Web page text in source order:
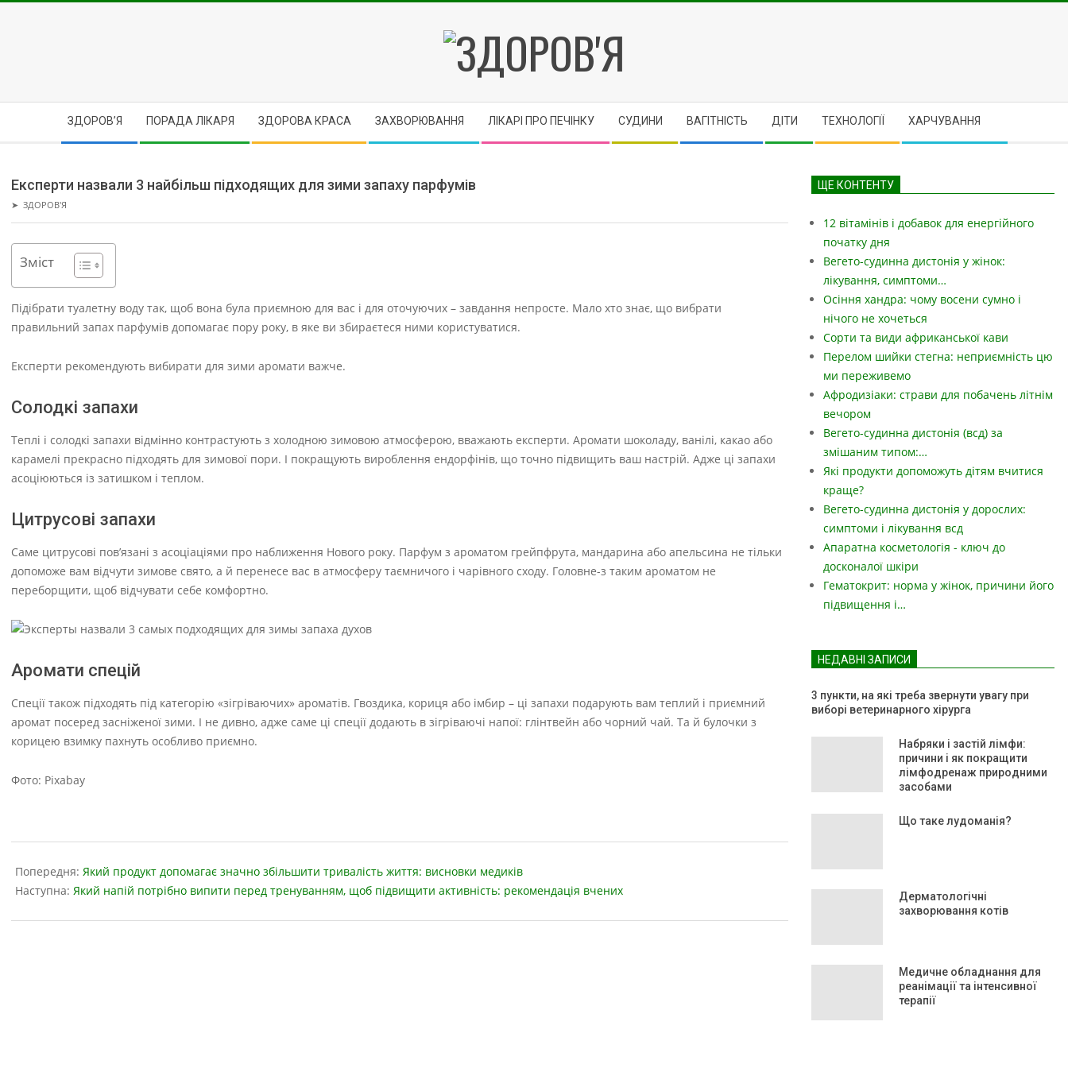
ЗДОРОВ'Я
ЗДОРОВ’Я ПОРАДА ЛІКАРЯ ЗДОРОВА КРАСА ЗАХВОРЮВАННЯ ЛІКАРІ ПРО ПЕЧІНКУ CУДИНИ ВАГІТНІСТЬ ДІТИ ТЕХНОЛОГІЇ ХАРЧУВАННЯ
Експерти назвали 3 найбільш підходящих для зими запаху парфумів
➤ ЗДОРОВ'Я
Зміст
Підібрати туалетну воду так, щоб вона була приємною для вас і для оточуючих – завдання непросте. Мало хто знає, що вибрати
правильний запах парфумів допомагає пору року, в яке ви збираєтеся ними користуватися.
Експерти рекомендують вибирати для зими аромати важче.
Солодкі запахи
Теплі і солодкі запахи відмінно контрастують з холодною зимовою атмосферою, вважають експерти. Аромати шоколаду, ванілі, какао або
карамелі прекрасно підходять для зимової пори. І покращують вироблення ендорфінів, що точно підвищить ваш настрій. Адже ці запахи
асоціюються із затишком і теплом.
Цитрусові запахи
Саме цитрусові пов’язані з асоціаціями про наближення Нового року. Парфум з ароматом грейпфрута, мандарина або апельсина не тільки
допоможе вам відчути зимове свято, а й перенесе вас в атмосферу таємничого і чарівного сходу. Головне-з таким ароматом не
переборщити, щоб відчувати себе комфортно.
Аромати спецій
Спеції також підходять під категорію «зігріваючих» ароматів. Гвоздика, кориця або імбир – ці запахи подарують вам теплий і приємний
аромат посеред засніженої зими. І не дивно, адже саме ці спеції додають в зігріваючі напої: глінтвейн або чорний чай. Та й булочки з
корицею взимку пахнуть особливо приємно.
Фото: Pixabay
09-
06
Попередня: Який продукт допомагає значно збільшити тривалість життя: висновки медиків
Наступна: Який напій потрібно випити перед тренуванням, щоб підвищити активність: рекомендація вчених
ЩЕ КОНТЕНТУ
12 вітамінів і добавок для енергійного
початку дня
Вегето-судинна дистонія у жінок:
лікування, симптоми…
Осіння хандра: чому восени сумно і
нічого не хочеться
Сорти та види африканської кави
Перелом шийки стегна: неприємність цю
ми переживемо
Афродизіаки: страви для побачень літнім
вечором
Вегето-судинна дистонія (всд) за
змішаним типом:…
Які продукти допоможуть дітям вчитися
краще?
Вегето-судинна дистонія у дорослих:
симптоми і лікування всд
Апаратна косметологія - ключ до
досконалої шкіри
Гематокрит: норма у жінок, причини його
підвищення і…
НЕДАВНІ ЗАПИСИ
3 пункти, на які треба звернути увагу при
виборі ветеринарного хірурга
Набряки і застій лімфи:
причини і як покращити
лімфодренаж природними
засобами
Що таке лудоманія?
Дерматологічні
захворювання котів
Медичне обладнання для
реанімації та інтенсивної
терапії